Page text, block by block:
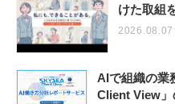
けた取組
2026.08.07
AIで組織の業
Client View」